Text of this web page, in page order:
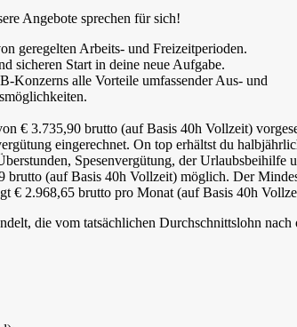
Angebote sprechen für sich!
geregelten Arbeits- und Freizeitperioden.
sicheren Start in deine neue Aufgabe.
Konzerns alle Vorteile umfassender Aus- und
€ 3.735,90 brutto (auf Basis 40h Vollzeit)
eingerechnet. On top erhältst du
Spesenvergütung, der Urlaubsbeihilfe
brutto (auf Basis 40h Vollzeit) möglich. Der
€ 2.968,65 brutto pro Monat (auf Basis 40h
die vom tatsächlichen Durchschnittslohn nach